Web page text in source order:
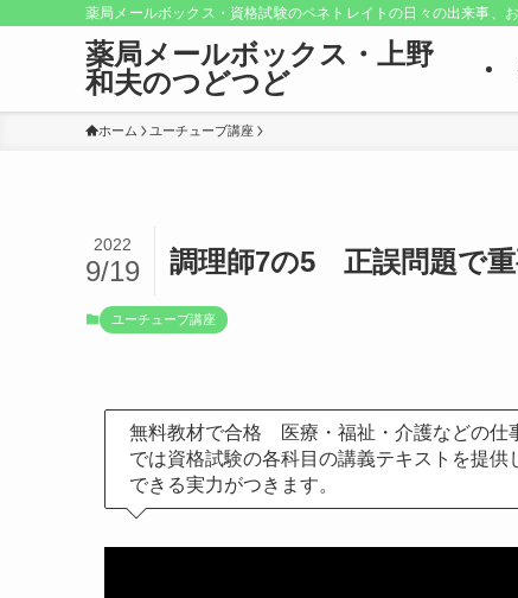
薬局メールボックス・資格試験のペネトレイトの日々の出来事、
薬局メールボックス・上野
和夫のつどつど
ホーム ユーチューブ講座
調理師7の5 正誤問題で重
2022
9/19
ユーチューブ講座
無料教材で合格 医療・福祉・介護などの仕
では資格試験の各科目の講義テキストを提
できる実力がつきます。